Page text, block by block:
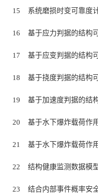
15 系统磨损时变可靠度
16 基于应力判据的结构
17 基于应变判据的结构
18 基于挠度判据的结构
19 基于加速度判据的结
20 基于水下爆炸载荷作
21 基于水下爆炸载荷作
22 结构健康监测数据模
23 结合内部事件概率安